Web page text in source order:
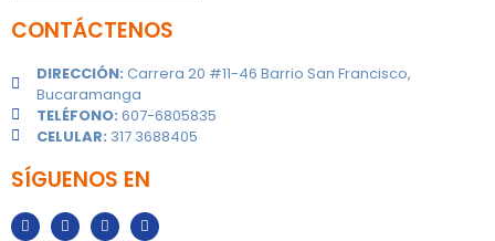
CONTÁCTENOS
DIRECCIÓN: Carrera 20 #11-46 Barrio San Francisco,
Bucaramanga
TELÉFONO: 607-6805835
CELULAR: 317 3688405
SÍGUENOS EN